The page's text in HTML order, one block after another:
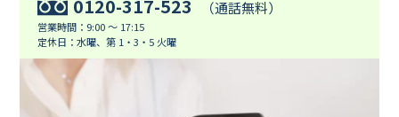
0120-317-523 （通話無料）
営業時間：9:00 ～ 17:15
定休日：水曜、第 1・3・5 火曜